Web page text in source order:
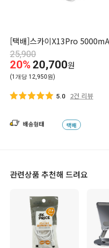
[택배]스카이X13Pro
25,900
20% 20,700원
(1개당 12,950원)
5.0 2건 리뷰
배송형태 택배
관련상품 추천해 드려요